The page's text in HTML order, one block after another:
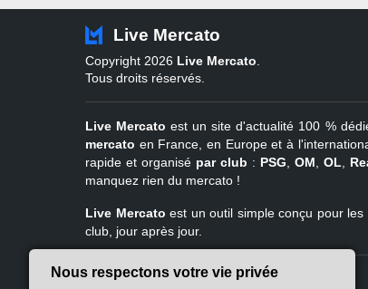
Live Mercato
Copyright 2026 Live Mercato
Tous droits réservés.
Live Mercato est un site d'actualité 100 %
mercato en France, en Europe et à
rapide et organisé par club : PSG OM OL
manquez rien du mercato !
Live Mercato est un outil simple conçu pour
club, jour après jour.
Live Mercato Ligue 1
Nous respectons votre vie privée